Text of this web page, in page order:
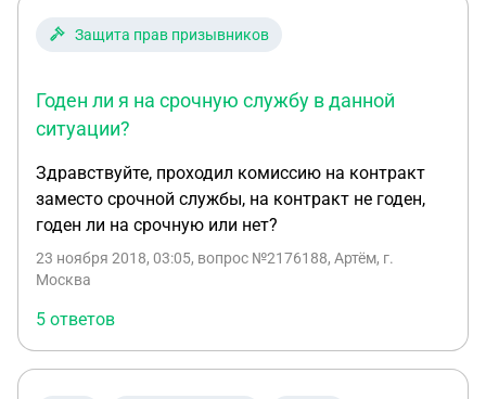
Защита прав призывников
Годен ли я на срочную службу в данной
ситуации?
Здравствуйте, проходил комиссию на контракт
заместо срочной службы, на контракт не годен,
годен ли на срочную или нет?
23 ноября 2018, 03:05, вопрос №2176188, Артём, г.
Москва
5 ответов